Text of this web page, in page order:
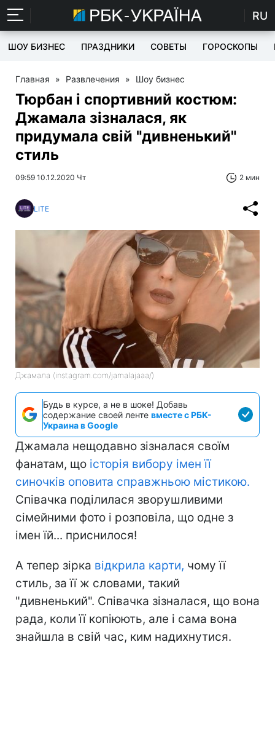
RU
ШОУ БИЗНЕС ПРАЗДНИКИ СОВЕТЫ ГОРОСКОПЫ
Главная » Развлечения » Шоу бизнес
Тюрбан і спортивний костюм:
Джамала зізналася, як
придумала свій "дивненький"
стиль
09:59 10.12.2020 Чт 2 мин
LITE
Джамала (instagram.com/jamalajaaa/)
Будь в курсе, а не в шоке! Добавь
содержание своей ленте вместе с РБК-
Украина в Google
Джамала нещодавно зізналася своїм
фанатам, що історія вибору імен її
синочків оповита справжньою містикою.
Співачка поділилася зворушливими
сімейними фото і розповіла, що одне з
імен їй... приснилося!
А тепер зірка відкрила карти, чому її
стиль, за її ж словами, такий
"дивненький". Співачка зізналася, що вона
рада, коли її копіюють, але і сама вона
знайшла в свій час, ким надихнутися.